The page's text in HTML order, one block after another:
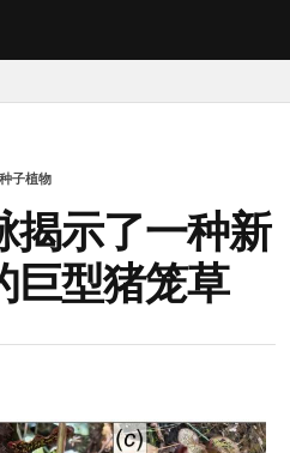
种子植物
揭示了一种新
巨型猪笼草